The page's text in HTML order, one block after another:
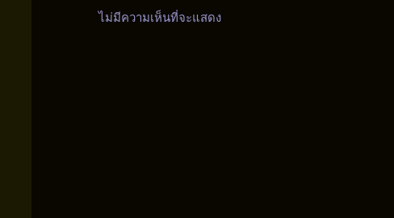
ไม่มีความเห็นที่จะแสดง